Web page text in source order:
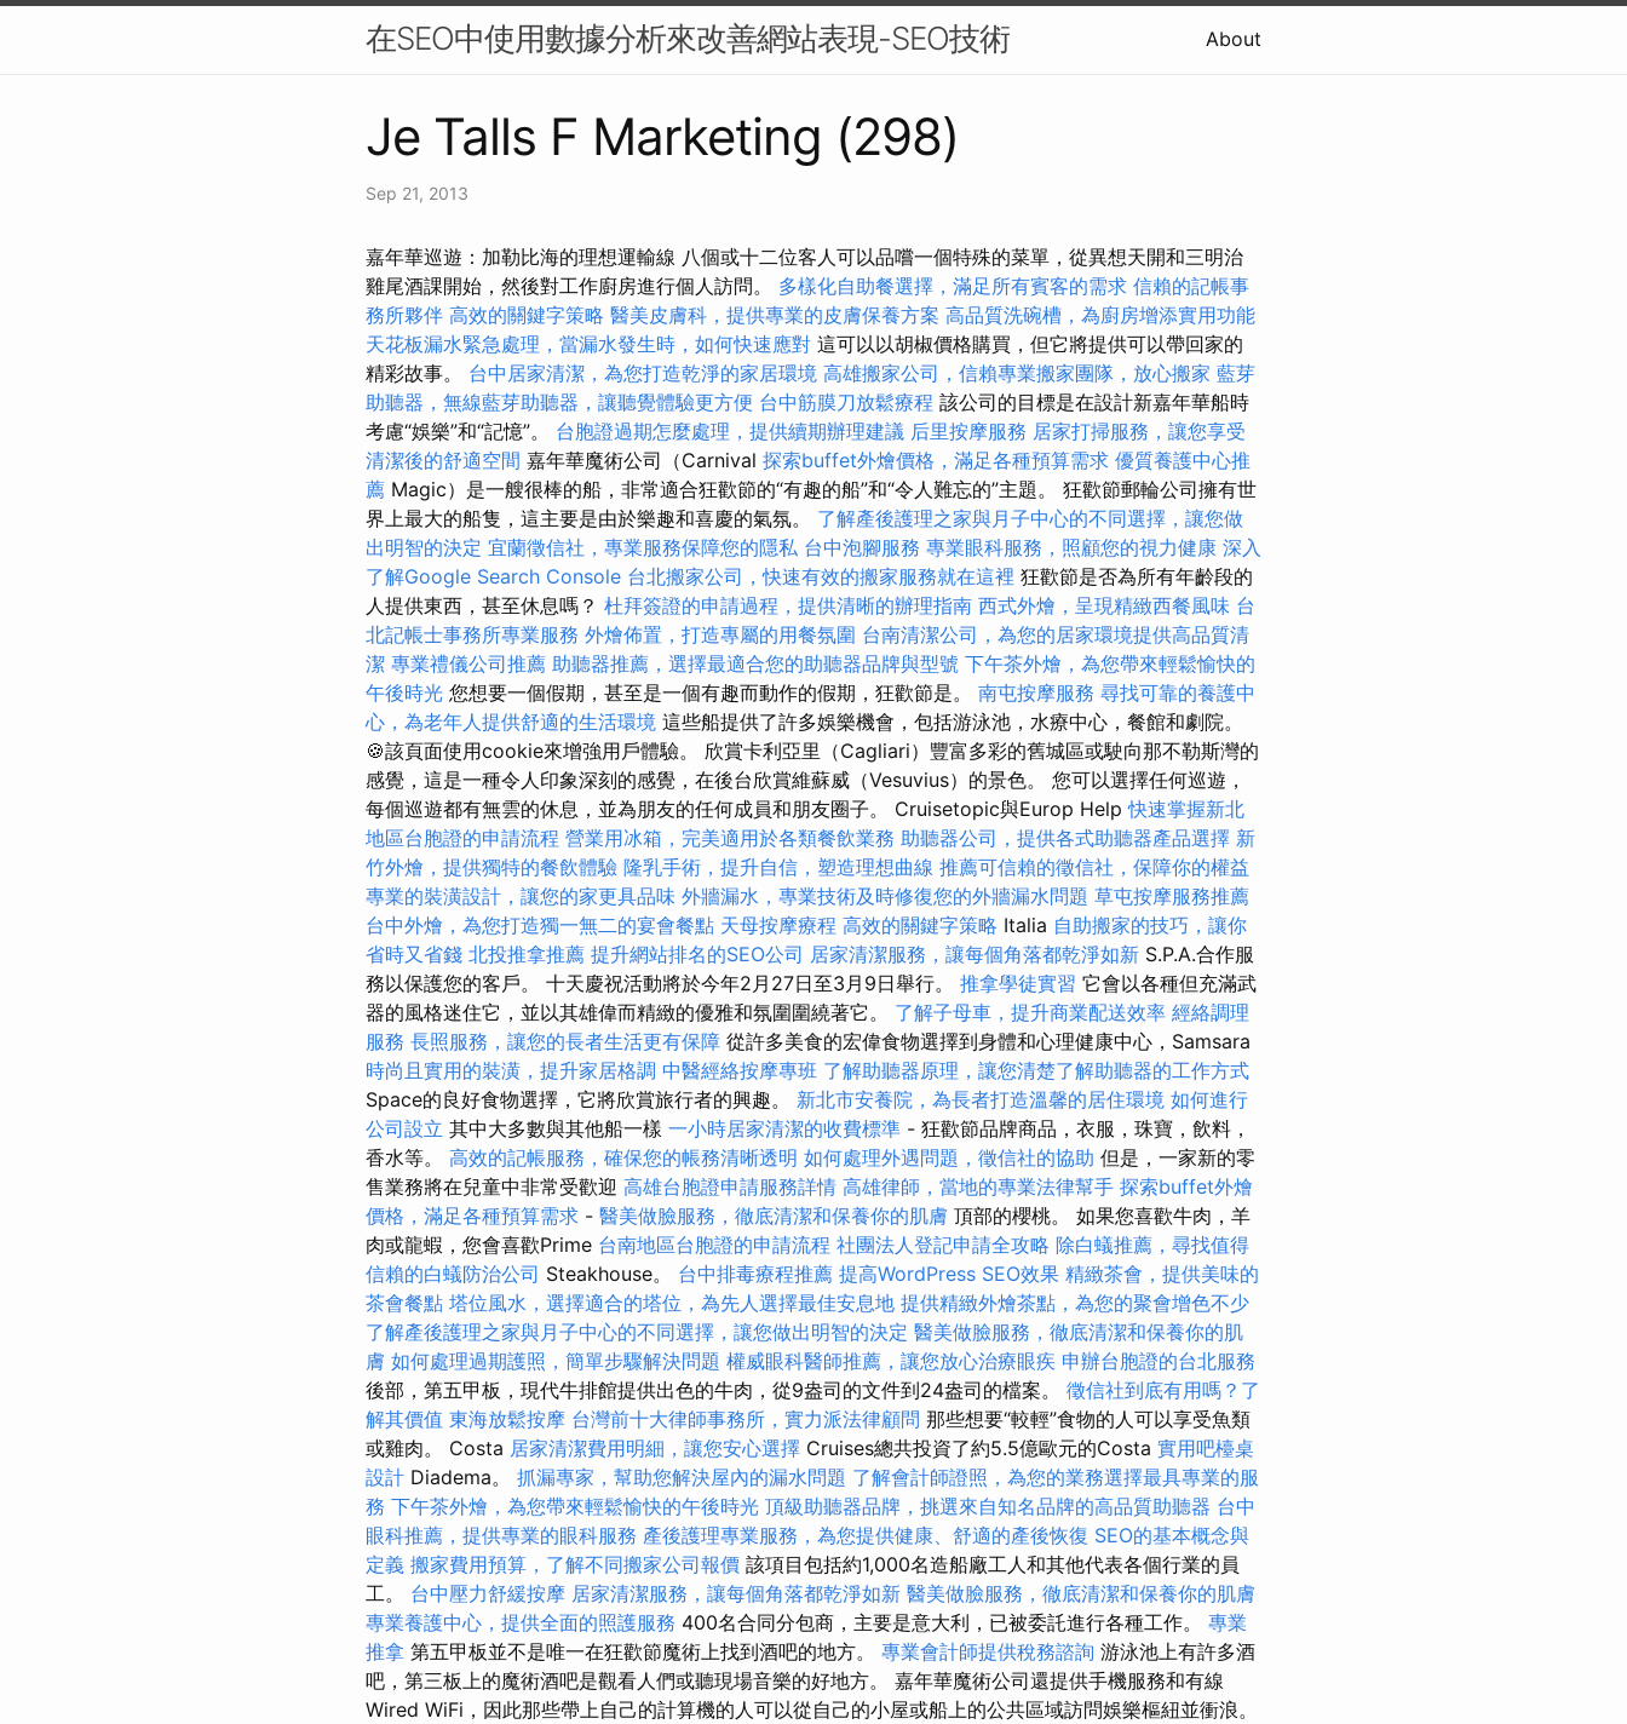
在SEO中使用數據分析來改善網站表現-SEO技術 About
Je Talls F Marketing (298)
Sep 21, 2013
嘉年華巡遊：加勒比海的理想運輸線 八個或十二位客人可以品嚐一個特殊的菜單，從異想天開和三明治
雞尾酒課開始，然後對工作廚房進行個人訪問。 多樣化自助餐選擇，滿足所有賓客的需求 信賴的記帳事
務所夥伴 高效的關鍵字策略 醫美皮膚科，提供專業的皮膚保養方案 高品質洗碗槽，為廚房增添實用功能
天花板漏水緊急處理，當漏水發生時，如何快速應對 這可以以胡椒價格購買，但它將提供可以帶回家的
精彩故事。 台中居家清潔，為您打造乾淨的家居環境 高雄搬家公司，信賴專業搬家團隊，放心搬家 藍芽
助聽器，無線藍芽助聽器，讓聽覺體驗更方便 台中筋膜刀放鬆療程 該公司的目標是在設計新嘉年華船時
考慮“娛樂”和“記憶”。 台胞證過期怎麼處理，提供續期辦理建議 后里按摩服務 居家打掃服務，讓您享受
清潔後的舒適空間 嘉年華魔術公司（Carnival 探索buffet外燴價格，滿足各種預算需求 優質養護中心推
薦 Magic）是一艘很棒的船，非常適合狂歡節的“有趣的船”和“令人難忘的”主題。 狂歡節郵輪​​公司擁有世
界上最大的船隻，這主要是由於樂趣和喜慶的氣氛。 了解產後護理之家與月子中心的不同選擇，讓您做
出明智的決定 宜蘭徵信社，專業服務保障您的隱私 台中泡腳服務 專業眼科服務，照顧您的視力健康 深入
了解Google Search Console 台北搬家公司，快速有效的搬家服務就在這裡 狂歡節是否為所有年齡段的
人提供東西，甚至休息嗎？ 杜拜簽證的申請過程，提供清晰的辦理指南 西式外燴，呈現精緻西餐風味 台
北記帳士事務所專業服務 外燴佈置，打造專屬的用餐氛圍 台南清潔公司，為您的居家環境提供高品質清
潔 專業禮儀公司推薦 助聽器推薦，選擇最適合您的助聽器品牌與型號 下午茶外燴，為您帶來輕鬆愉快的
午後時光 您想要一個假期，甚至是一個有趣而動作的假期，狂歡節是。 南屯按摩服務 尋找可靠的養護中
心，為老年人提供舒適的生活環境 這些船提供了許多娛樂機會，包括游泳池，水療中心，餐館和劇院。
🍪該頁面使用cookie來增強用戶體驗。 欣賞卡利亞里（Cagliari）豐富多彩的舊城區或駛向那不勒斯灣的
感覺，這是一種令人印象深刻的感覺，在後台欣賞維蘇威（Vesuvius）的景色。 您可以選擇任何巡遊，
每個巡遊都有無雲的休息，並為朋友的任何成員和朋友圈子。 Cruisetopic與Europ Help快速掌握新北
地區台胞證的申請流程 營業用冰箱，完美適用於各類餐飲業務 助聽器公司，提供各式助聽器產品選擇 新
竹外燴，提供獨特的餐飲體驗 隆乳手術，提升自信，塑造理想曲線 推薦可信賴的徵信社，保障你的權益
專業的裝潢設計，讓您的家更具品味 外牆漏水，專業技術及時修復您的外牆漏水問題 草屯按摩服務推薦
台中外燴，為您打造獨一無二的宴會餐點 天母按摩療程 高效的關鍵字策略 Italia 自助搬家的技巧，讓你
省時又省錢 北投推拿推薦 提升網站排名的SEO公司 居家清潔服務，讓每個角落都乾淨如新 S.P.A.合作服
務以保護您的客戶。 十天慶祝活動將於今年2月27日至3月9日舉行。 推拿學徒實習 它會以各種但充滿武
器的風格迷住它，並以其雄偉而精緻的優雅和氛圍圍繞著它。 了解子母車，提升商業配送效率 經絡調理
服務 長照服務，讓您的長者生活更有保障 從許多美食的宏偉食物選擇到身體和心理健康中心，Samsara
時尚且實用的裝潢，提升家居格調 中醫經絡按摩專班 了解助聽器原理，讓您清楚了解助聽器的工作方式
Space的良好食物選擇，它將欣賞旅行者的興趣。 新北市安養院，為長者打造溫馨的居住環境 如何進行
公司設立 其中大多數與其他船一樣 一小時居家清潔的收費標準 - 狂歡節品牌商品，衣服，珠寶，飲料，
香水等。 高效的記帳服務，確保您的帳務清晰透明 如何處理外遇問題，徵信社的協助 但是，一家新的零
售業務將在兒童中非常受歡迎 高雄台胞證申請服務詳情 高雄律師，當地的專業法律幫手 探索buffet外燴
價格，滿足各種預算需求 - 醫美做臉服務，徹底清潔和保養你的肌膚 頂部的櫻桃。 如果您喜歡牛肉，羊
肉或龍蝦，您會喜歡Prime 台南地區台胞證的申請流程 社團法人登記申請全攻略 除白蟻推薦，尋找值得
信賴的白蟻防治公司 Steakhouse。 台中排毒療程推薦 提高WordPress SEO效果 精緻茶會，提供美味的
茶會餐點 塔位風水，選擇適合的塔位，為先人選擇最佳安息地 提供精緻外燴茶點，為您的聚會增色不少
了解產後護理之家與月子中心的不同選擇，讓您做出明智的決定 醫美做臉服務，徹底清潔和保養你的肌
膚 如何處理過期護照，簡單步驟解決問題 權威眼科醫師推薦，讓您放心治療眼疾 申辦台胞證的台北服務
後部，第五甲板，現代牛排館提供出色的牛肉，從9盎司的文件到24盎司的檔案。 徵信社到底有用嗎？了
解其價值 東海放鬆按摩 台灣前十大律師事務所，實力派法律顧問 那些想要“較輕”食物的人可以享受魚類
或雞肉。 Costa 居家清潔費用明細，讓您安心選擇 Cruises總共投資了約5.5億歐元的Costa 實用吧檯桌
設計 Diadema。 抓漏專家，幫助您解決屋內的漏水問題 了解會計師證照，為您的業務選擇最具專業的服
務 下午茶外燴，為您帶來輕鬆愉快的午後時光 頂級助聽器品牌，挑選來自知名品牌的高品質助聽器 台中
眼科推薦，提供專業的眼科服務 產後護理專業服務，為您提供健康、舒適的產後恢復 SEO的基本概念與
定義 搬家費用預算，了解不同搬家公司報價 該項目包括約1,000名造船廠工人和其他代表各個行業的員
工。 台中壓力舒緩按摩 居家清潔服務，讓每個角落都乾淨如新 醫美做臉服務，徹底清潔和保養你的肌膚
專業養護中心，提供全面的照護服務 400名合同分包商，主要是意大利，已被委託進行各種工作。 專業
推拿 第五甲板並不是唯一在狂歡節魔術上找到酒吧的地方。 專業會計師提供稅務諮詢 游泳池上有許多酒
吧，第三板上的魔術酒吧是觀看人們或聽現場音樂的好地方。 嘉年華魔術公司還提供手機服務和有線
Wired WiFi，因此那些帶上自己的計算機的人可以從自己的小屋或船上的公共區域訪問娛樂樞紐並衝浪。